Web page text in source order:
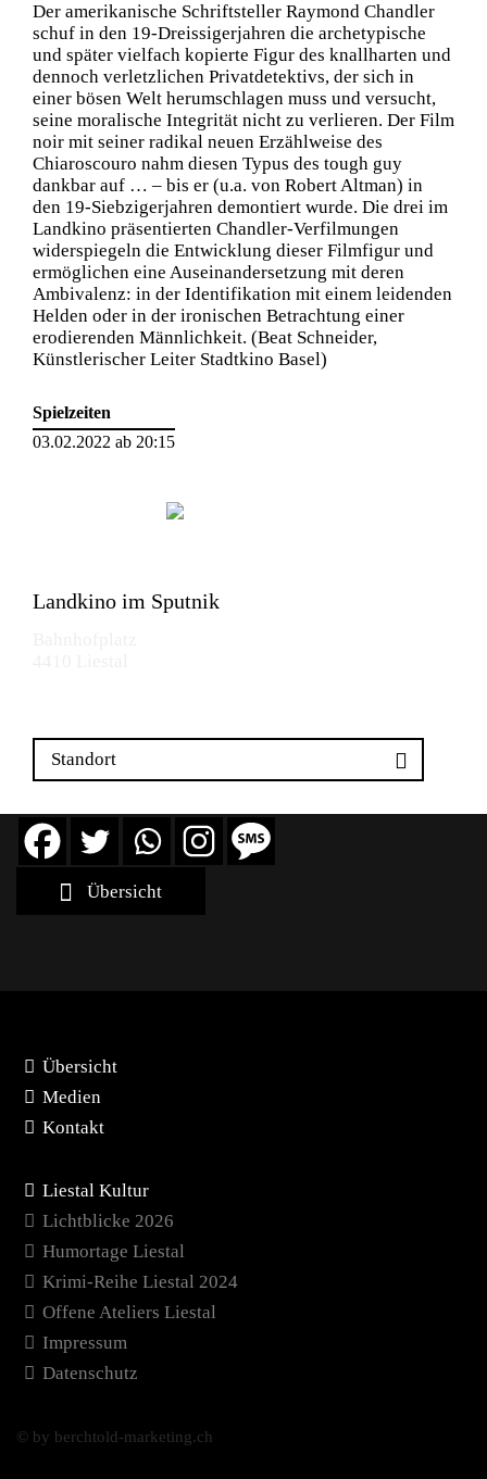
Der amerikanische Schriftsteller Raymond Chandler
schuf in den 19-Dreissigerjahren die archetypische
und später vielfach kopierte Figur des knallharten und
dennoch verletzlichen Privatdetektivs, der sich in
einer bösen Welt herumschlagen muss und versucht,
seine moralische Integrität nicht zu verlieren. Der Film
noir mit seiner radikal neuen Erzählweise des
Chiaroscouro nahm diesen Typus des tough guy
dankbar auf … – bis er (u.a. von Robert Altman) in
den 19-Siebzigerjahren demontiert wurde. Die drei im
Landkino präsentierten Chandler-Verfilmungen
widerspiegeln die Entwicklung dieser Filmfigur und
ermöglichen eine Auseinandersetzung mit deren
Ambivalenz: in der Identifikation mit einem leidenden
Helden oder in der ironischen Betrachtung einer
erodierenden Männlichkeit. (Beat Schneider,
Künstlerischer Leiter Stadtkino Basel)
Spielzeiten
03.02.2022 ab 20:15
Landkino im Sputnik
Standort
Übersicht
Übersicht
Medien
Kontakt
Liestal Kultur
Lichtblicke 2026
Humortage Liestal
Krimi-Reihe Liestal 2024
Offene Ateliers Liestal
Impressum
Datenschutz
© by berchtold-marketing.ch